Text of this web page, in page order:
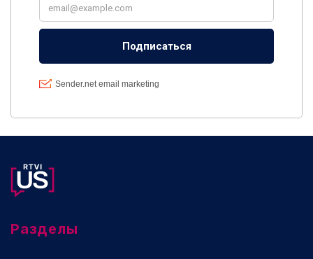
Разделы